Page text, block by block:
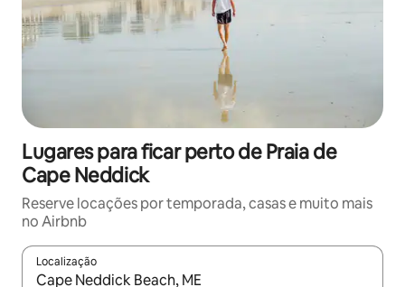
Lugares para ficar perto de Praia de
Cape Neddick
Reserve locações por temporada, casas e muito mais
no Airbnb
Localização
Quando os resultados estiverem disponíveis, explore-os